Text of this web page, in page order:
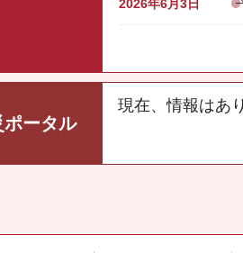
2026年6月3日
ポータル
現在、情報はあ